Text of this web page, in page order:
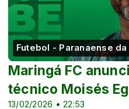
Futebol - Paranaense da
13/02/2026 • 22:53
Maringá FC
técnico Moisés